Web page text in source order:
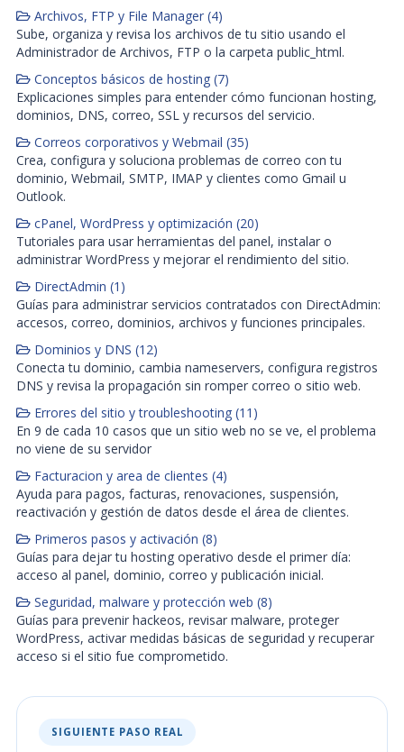
Archivos, FTP y File Manager (4)
Sube, organiza y revisa los archivos de tu sitio usando el
Administrador de Archivos, FTP o la carpeta public_html.
Conceptos básicos de hosting (7)
Explicaciones simples para entender cómo funcionan hosting,
dominios, DNS, correo, SSL y recursos del servicio.
Correos corporativos y Webmail (35)
Crea, configura y soluciona problemas de correo con tu
dominio, Webmail, SMTP, IMAP y clientes como Gmail u
Outlook.
cPanel, WordPress y optimización (20)
Tutoriales para usar herramientas del panel, instalar o
administrar WordPress y mejorar el rendimiento del sitio.
DirectAdmin (1)
Guías para administrar servicios contratados con DirectAdmin:
accesos, correo, dominios, archivos y funciones principales.
Dominios y DNS (12)
Conecta tu dominio, cambia nameservers, configura registros
DNS y revisa la propagación sin romper correo o sitio web.
Errores del sitio y troubleshooting (11)
En 9 de cada 10 casos que un sitio web no se ve, el problema
no viene de su servidor
Facturacion y area de clientes (4)
Ayuda para pagos, facturas, renovaciones, suspensión,
reactivación y gestión de datos desde el área de clientes.
Primeros pasos y activación (8)
Guías para dejar tu hosting operativo desde el primer día:
acceso al panel, dominio, correo y publicación inicial.
Seguridad, malware y protección web (8)
Guías para prevenir hackeos, revisar malware, proteger
WordPress, activar medidas básicas de seguridad y recuperar
acceso si el sitio fue comprometido.
SIGUIENTE PASO REAL